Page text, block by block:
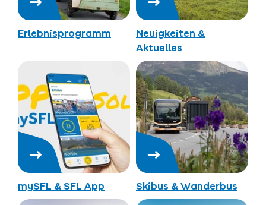
Erlebnisprogramm
Neuigkeiten &
Aktuelles
mySFL & SFL App Skibus & Wanderbus